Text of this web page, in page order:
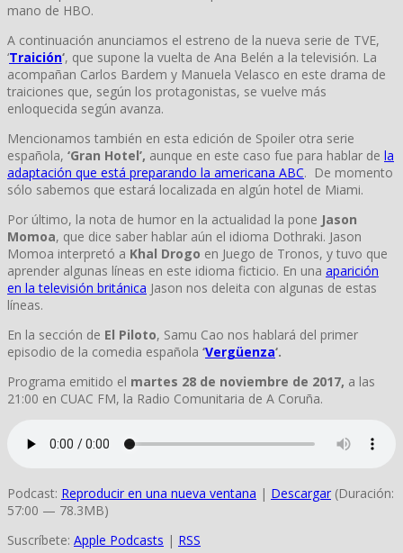
mano de HBO.
A continuación anunciamos el estreno de la nueva serie de TVE,
‘Traición‘, que supone la vuelta de Ana Belén a la televisión. La
acompañan Carlos Bardem y Manuela Velasco en este drama de
traiciones que, según los protagonistas, se vuelve más
enloquecida según avanza.
Mencionamos también en esta edición de Spoiler otra serie
española, ‘Gran Hotel’, aunque en este caso fue para hablar de la
adaptación que está preparando la americana ABC. De momento
sólo sabemos que estará localizada en algún hotel de Miami.
Por último, la nota de humor en la actualidad la pone Jason
Momoa, que dice saber hablar aún el idioma Dothraki. Jason
Momoa interpretó a Khal Drogo en Juego de Tronos, y tuvo que
aprender algunas líneas en este idioma ficticio. En una aparición
en la televisión británica Jason nos deleita con algunas de estas
líneas.
En la sección de El Piloto, Samu Cao nos hablará del primer
episodio de la comedia española ‘Vergüenza‘.
Programa emitido el martes 28 de noviembre de 2017, a las
21:00 en CUAC FM, la Radio Comunitaria de A Coruña.
Podcast: Reproducir en una nueva ventana | Descargar (Duración:
57:00 — 78.3MB)
Suscríbete: Apple Podcasts | RSS